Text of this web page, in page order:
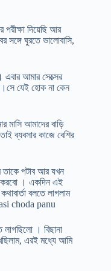
দিয়েছি আর
সঙ্গে ঘুরতে ভালোবাসি,
আমার সেক্সের
যেই হোক না কেন
মাসি আমাদের বাড়ি
ব্যবসার কাজে বেশির
তাকে পটাব আর যখন
করবো । একদিন এই
বলতে লাগলাম
choda panu
। বিছানা
এরই মধ্যে আমি